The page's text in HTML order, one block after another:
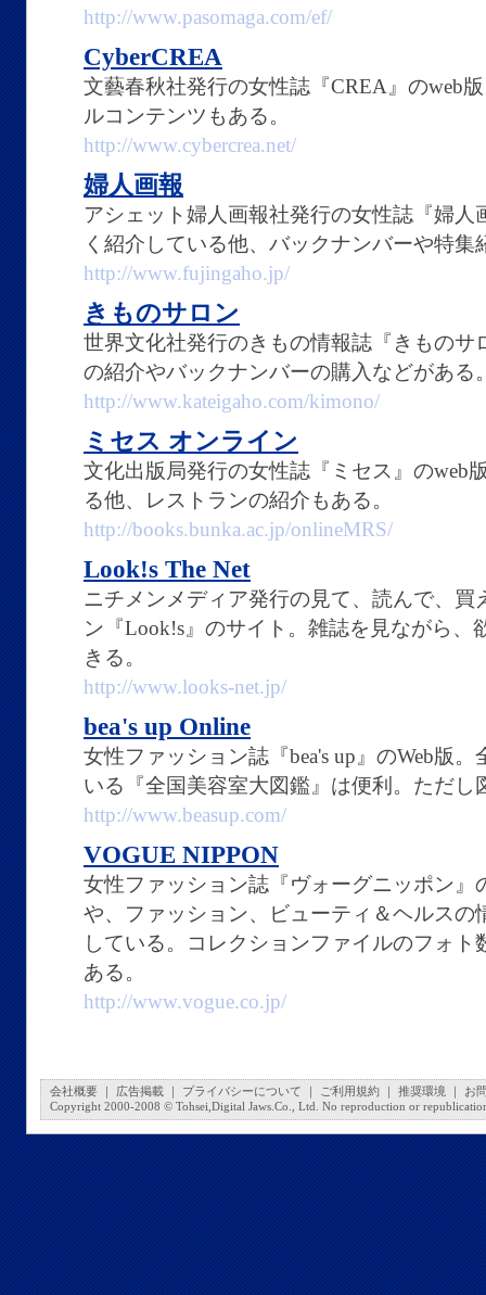
http://www.pasomaga.com/ef/
CyberCREA
文藝春秋社発行の女性誌『CREA』のweb
ルコンテンツもある。
http://www.cybercrea.net/
婦人画報
アシェット婦人画報社発行の女性誌『婦人
く紹介している他、バックナンバーや特集
http://www.fujingaho.jp/
きものサロン
世界文化社発行のきもの情報誌『きものサ
の紹介やバックナンバーの購入などがある
http://www.kateigaho.com/kimono/
ミセス オンライン
文化出版局発行の女性誌『ミセス』のweb
る他、レストランの紹介もある。
http://books.bunka.ac.jp/onlineMRS/
Look!s The Net
ニチメンメディア発行の見て、読んで、
ン『Look!s』のサイト。雑誌を見ながら、
きる。
http://www.looks-net.jp/
bea's up Online
女性ファッション誌『bea's up』のWeb版
いる『全国美容室大図鑑』は便利。ただし
http://www.beasup.com/
VOGUE NIPPON
女性ファッション誌『ヴォーグニッポン』
や、ファッション、ビューティ＆ヘルスの
している。コレクションファイルのフォ
ある。
http://www.vogue.co.jp/
会社概要 広告掲載 プライバシーについて ご利用規約 推奨環境
お
Copyright 2000-2008 © Tohsei,Digital Jaws.Co., Ltd. No reproduction or